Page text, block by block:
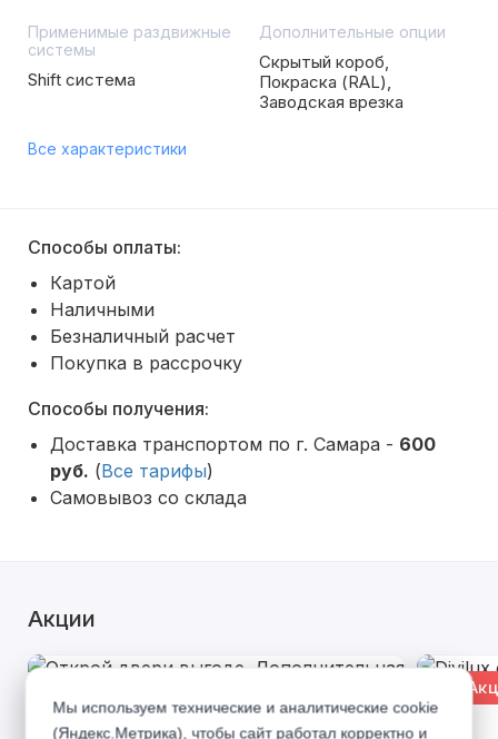
Применимые раздвижные
системы
Shift система
Дополнительные опции
Скрытый короб,
Покраска (RAL),
Заводская врезка
Все характеристики
Способы оплаты:
Картой
Наличными
Безналичный расчет
Покупка в рассрочку
Способы получения:
Доставка транспортом по г. Самара - 600
руб. (Все тарифы)
Самовывоз со склада
Акции
%
Мы используем технические и аналитические cookie
(Яндекс.Метрика), чтобы сайт работал корректно и